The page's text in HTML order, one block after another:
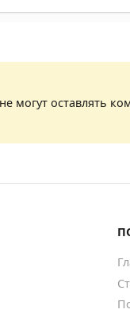
могут оставлять